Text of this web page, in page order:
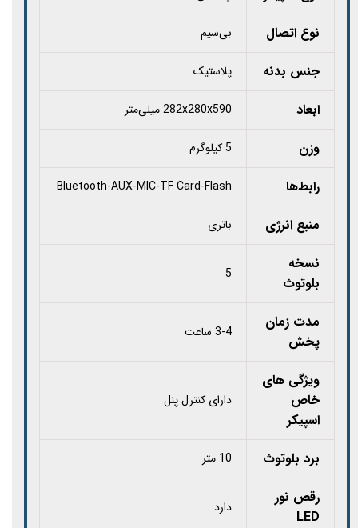
نوع اتصال بی‌سیم
جنس بدنه پلاستیک
ابعاد 282x280x590 میلی‌متر
وزن 5 کیلوگرم
رابط‌ها Bluetooth-AUX-MIC-TF Card-Flash
منبع انرژی باتری
نسخه
بلوتوث
5
مدت زمان
پخش
3-4 ساعت
ویژگی های
خاص
اسپیکر
دارای کنترل پنل
برد بلوتوث 10 متر
رقص نور
LED
دارد